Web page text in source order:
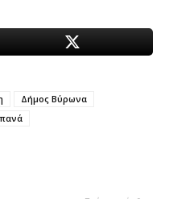
Δήμος Βύρωνα